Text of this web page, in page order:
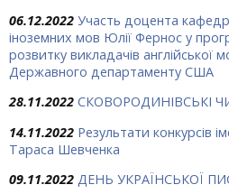
06.12.2022 Участь доцента
іноземних мов Юлії Фернос у
розвитку викладачів англійської
Державного департаменту США
28.11.2022 СКОВОРОДИНІВСЬКІ
14.11.2022 Результати конкурсів
Тараса Шевченка
09.11.2022 ДЕНЬ УКРАЇНСЬКОЇ